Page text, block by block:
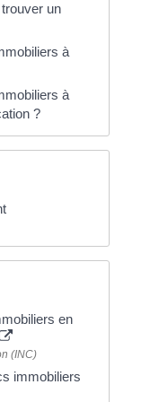
un
à
à
?
en
(INC)
immobiliers